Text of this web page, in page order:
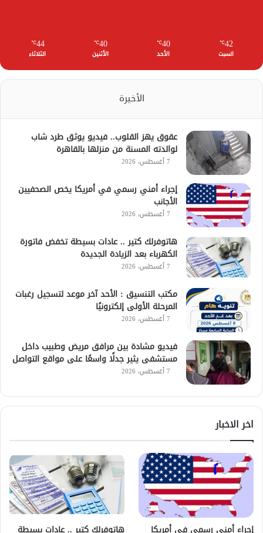
42
℃
السبت
40
℃
الأحد
40
℃
الأثنين
44
℃
الثلاثاء
الأخيرة
عقوق يهز القلوب.. فيديو يوثق طرد شاب
لوالدته المسنة من منزلها بالقاهرة
7 أغسطس، 2026
إجراء أمني رسمي في أمريكا يخص الصحفيين
الأجانب
7 أغسطس، 2026
هاتوفرلك كتير .. عادات بسيطة تخفض فاتورة
الكهرباء بعد الزيادة الجديدة
7 أغسطس، 2026
مكتب التنسيق : الأحد آخر موعد لتسجيل رغبات
المرحلة الأولى إلكترونيًا
7 أغسطس، 2026
فيديو مشادة بين مرافق مريض وطبيب داخل
مستشفى يثير جدلًا واسعًا على مواقع التواصل
7 أغسطس، 2026
اخر الاخبار